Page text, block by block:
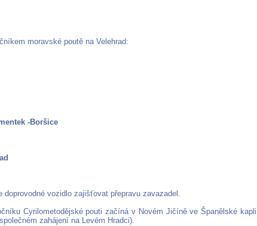
moravské poutě na Velehrad:
-Boršice
doprovodné vozidlo zajišťovat přepravu zavazadel.
Cyrilometodějské pouti začíná v Novém Jičíně ve Španělské kapli
zahájení na Levém Hradci).